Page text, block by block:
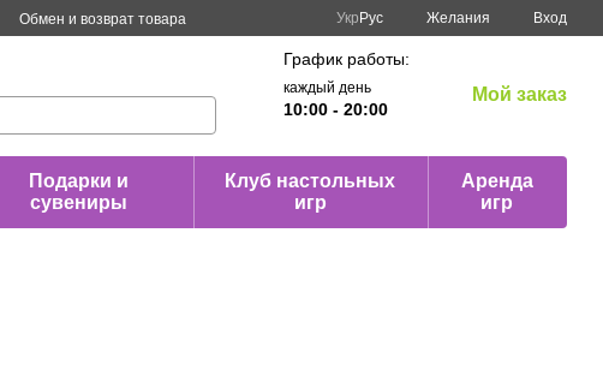
Обмен и возврат товара
Укр Рус Желания Вход
График работы:
каждый день
10:00 - 20:00
Мой заказ
Подарки и
сувениры
Клуб настольных
игр
Аренда
игр